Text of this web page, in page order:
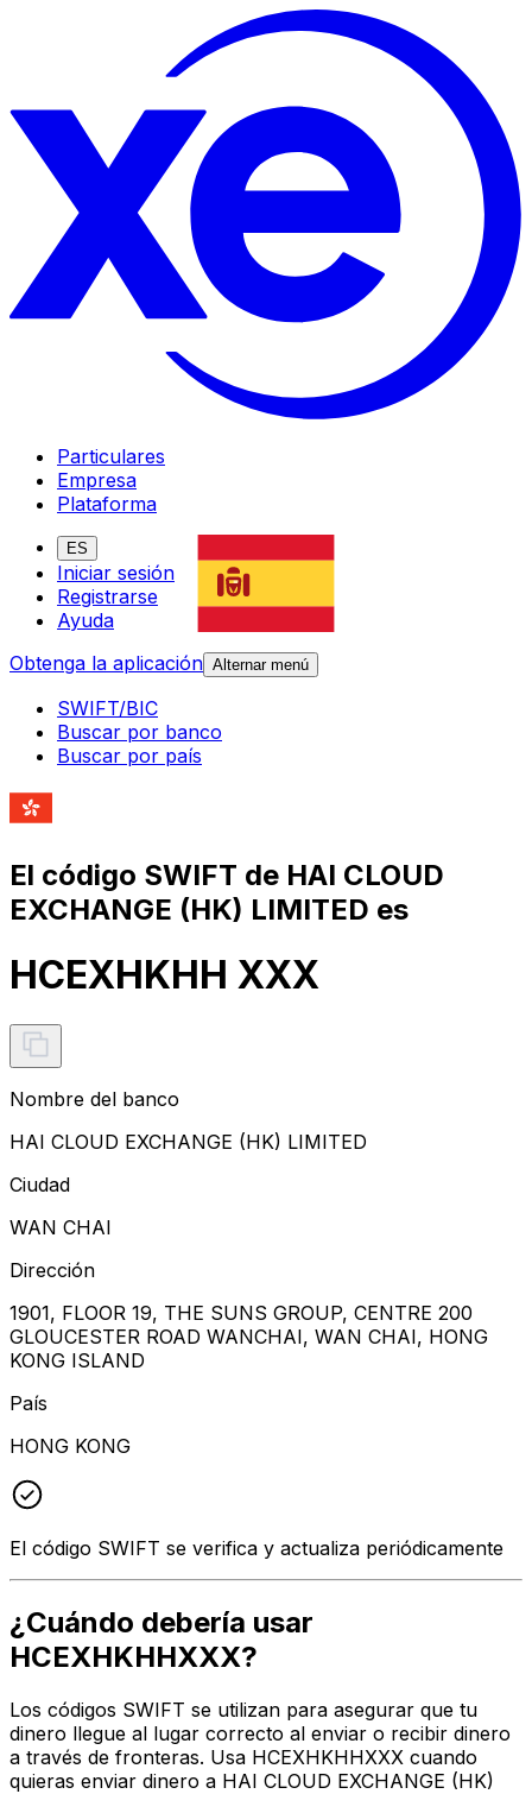
Particulares
Empresa
Plataforma
ES
Iniciar sesión
Registrarse
Ayuda
Obtenga la aplicación Alternar menú
SWIFT/BIC
Buscar por banco
Buscar por país
El código SWIFT de HAI CLOUD
EXCHANGE (HK) LIMITED es
HCEXHKHH XXX
Nombre del banco
HAI CLOUD EXCHANGE (HK) LIMITED
Ciudad
WAN CHAI
Dirección
1901, FLOOR 19, THE SUNS GROUP, CENTRE 200
GLOUCESTER ROAD WANCHAI, WAN CHAI, HONG
KONG ISLAND
País
HONG KONG
El código SWIFT se verifica y actualiza periódicamente
¿Cuándo debería usar
HCEXHKHHXXX?
Los códigos SWIFT se utilizan para asegurar que tu
dinero llegue al lugar correcto al enviar o recibir dinero
a través de fronteras. Usa HCEXHKHHXXX cuando
quieras enviar dinero a HAI CLOUD EXCHANGE (HK)